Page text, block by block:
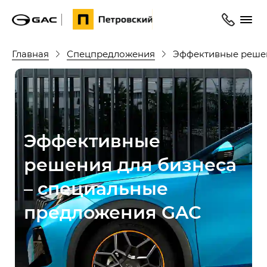
Главная Спецпредложения Эффективные
Эффективные
решения для бизнеса
– специальные
предложения GAC